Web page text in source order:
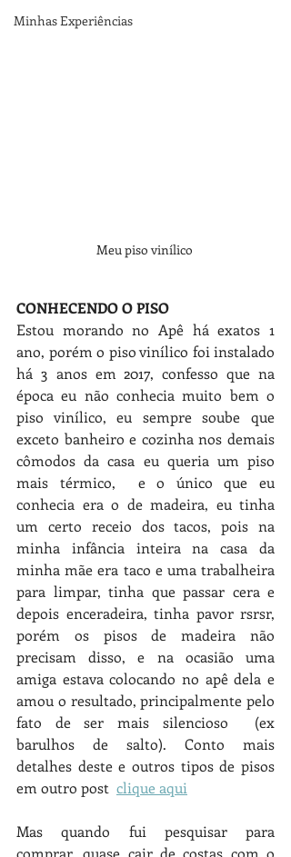
Minhas Experiências
Meu piso vinílico
CONHECENDO O PISO
Estou morando no Apê há exatos 1
ano, porém o piso vinílico foi instalado
há 3 anos em 2017, confesso que na
época eu não conhecia muito bem o
piso vinílico, eu sempre soube que
exceto banheiro e cozinha nos demais
cômodos da casa eu queria um piso
mais térmico,  e o único que eu
conhecia era o de madeira, eu tinha
um certo receio dos tacos, pois na
minha infância inteira na casa da
minha mãe era taco e uma trabalheira
para limpar, tinha que passar cera e
depois enceradeira, tinha pavor rsrsr,
porém os pisos de madeira não
precisam disso, e na ocasião uma
amiga estava colocando no apê dela e
amou o resultado, principalmente pelo
fato de ser mais silencioso  (ex
barulhos de salto). Conto mais
detalhes deste e outros tipos de pisos
em outro post clique aqui
Mas quando fui pesquisar para
comprar, quase cair de costas com o